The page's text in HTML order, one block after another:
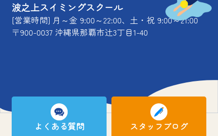
波之上スイミングスクール
[営業時間] 月～金 9:00～22:00、土・祝 9:00～21:00
〒900-0037 沖縄県那覇市辻3丁目1-40
よくある質問 スタッフブログ